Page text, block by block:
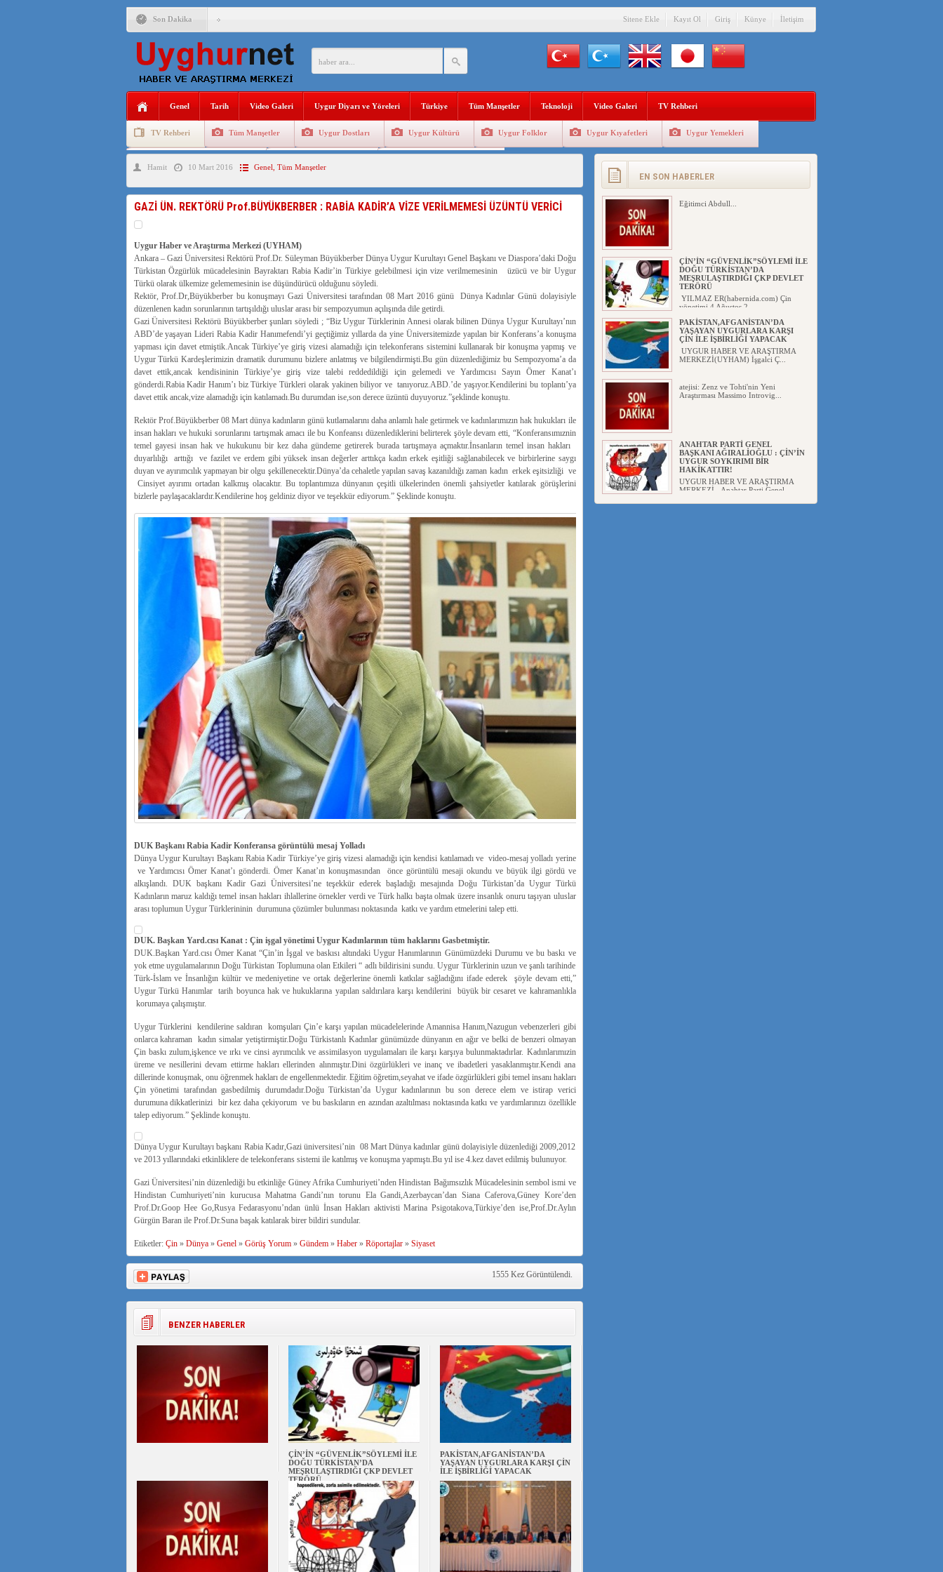
Son Dakika
ÇİN’İN “GÜVENLİK”SÖYLEMİ İLE DOĞU TÜRKİSTAN’DA MEŞRULAŞTIRDIĞI ÇKP DEVLET TERÖRÜ
PAKİSTAN,AFGANİSTAN’DA YAŞAYAN UYGURLARA KARŞI ÇİN İLE İŞBİRLİĞİ YAPACAK
ANAHTAR PARTİ GENEL BAŞKANI AĞIRALİOĞLU : ÇİN’İN UYGUR SOYKIRIMI BİR HAKİKATTIR!
DİYANET AKADEMİSİ BAŞKANI DOÇ.DR.KAAN : DOĞU TÜRKİSTAN BİZİM KIRMIZI ÇİZGİMİZDİR!”
150 YILDIR KAYNAYAN YARAMIZ : ÇİN İŞGALİNDEKİ DOĞU TÜRKİSTAN
MHP’DEN URUMÇİ KATLİAMI MESAJİ : 05.07.2009 URUMÇİ ŞEHİTLERİNİ RAHMETLE ANIYORUZ
Sitene Ekle Kayıt Ol Giriş Künye İletişim
Genel Tarih Video Galeri Uygur Diyarı ve Yöreleri Türkiye Tüm Manşetler Teknoloji Video Galeri TV Rehberi
TV Rehberi Tüm Manşetler Uygur Dostları Uygur Kültürü Uygur Folklor Uygur Kıyafetleri Uygur Yemekleri
Uygurlarda Düğün ve Cenaze
Hamit 10 Mart 2016 Genel Tüm Manşetler
GAZİ ÜN. REKTÖRÜ Prof.BÜYÜKBERBER : RABİA KADİR’A VİZE VERİLMEMESİ ÜZÜNTÜ VERİCİ
Uygur Haber ve Araştırma Merkezi (UYHAM)
Ankara – Gazi Üniversitesi Rektörü Prof.Dr. Süleyman Büyükberber Dünya Uygur Kurultayı Genel Başkanı ve Diaspora’daki Doğu
Türkistan Özgürlük mücadelesinin Bayraktarı Rabia Kadir’in Türkiye gelebilmesi için vize verilmemesinin üzücü ve bir Uygur
Türkü olarak ülkemize gelememesinin ise düşündürücü olduğunu söyledi.
Rektör, Prof.Dr,Büyükberber bu konuşmayı Gazi Üniversitesi tarafından 08 Mart 2016 günü Dünya Kadınlar Günü dolayisiyle
düzenlenen kadın sorunlarının tartışıldığı uluslar arası bir sempozyumun açılışında dile getirdi.
Gazi Üniversitesi Rektörü Büyükberber şunları söyledi ; “Biz Uygur Türklerinin Annesi olarak bilinen Dünya Uygur Kurultayı’nın
ABD’de yaşayan Lideri Rabia Kadir Hanımefendi’yi geçtiğimiz yıllarda da yine Üniversitemizde yapılan bir Konferans’a konuşma
yapması için davet etmiştik.Ancak Türkiye’ye giriş vizesi alamadığı için telekonferans sistemini kullanarak bir konuşma yapmış ve
Uygur Türkü Kardeşlerimizin dramatik durumunu bizlere anlatmış ve bilgilendirmişti.Bu gün düzenlediğimiz bu Sempozyoma’a da
davet ettik,ancak kendisininin Türkiye’ye giriş vize talebi reddedildiği için gelemedi ve Yardımcısı Sayın Ömer Kanat’ı
gönderdi.Rabia Kadir Hanım’ı biz Türkiye Türkleri olarak yakinen biliyor ve tanıyoruz.ABD.’de yaşıyor.Kendilerini bu toplantı’ya
davet ettik ancak,vize alamadığı için katılamadı.Bu durumdan ise,son derece üzüntü duyuyoruz.”şeklinde konuştu.
Rektör Prof.Büyükberber 08 Mart dünya kadınların günü kutlamalarını daha anlamlı hale getirmek ve kadınlarımızın hak hukukları ile
insan hakları ve hukuki sorunlarını tartışmak amacı ile bu Konfeansı düzenlediklerini belirterek şöyle devam etti, “Konferansımıznin
temel gayesi insan hak ve hukukunu bir kez daha gündeme getirerek burada tartışmaya açmaktır.İnsanların temel insan hakları
duyarlılığı arttığı ve fazilet ve erdem gibi yüksek insan değerler arttıkça kadın erkek eşitliği sağlanabilecek ve birbirlerine saygı
duyan ve ayırımcılık yapmayan bir olgu şekillenecektir.Dünya’da cehaletle yapılan savaş kazanıldığı zaman kadın erkek eşitsizliği ve
Cinsiyet ayırımı ortadan kalkmış olacaktır. Bu toplantımıza dünyanın çeşitli ülkelerinden önemli şahsiyetler katılarak görüşlerini
bizlerle paylaşacaklardır.Kendilerine hoş geldiniz diyor ve teşekkür ediyorum.” Şeklinde konuştu.
DUK Başkanı Rabia Kadir Konferansa görüntülü mesaj Yolladı
Dünya Uygur Kurultayı Başkanı Rabia Kadir Türkiye’ye giriş vizesi alamadığı için kendisi katılamadı ve video-mesaj yolladı yerine
ve Yardımcısı Ömer Kanat’ı gönderdi. Ömer Kanat’ın konuşmasından önce görüntülü mesaji okundu ve büyük ilgi gördü ve
alkışlandı. DUK başkanı Kadir Gazi Üniversitesi’ne teşekkür ederek başladığı mesajında Doğu Türkistan’da Uygur Türkü
Kadınların maruz kaldığı temel insan hakları ihlallerine örnekler verdi ve Türk halkı başta olmak üzere insanlık onuru taşıyan uluslar
arası toplumun Uygur Türklerininin durumuna çözümler bulunması noktasında katkı ve yardım etmelerini talep etti.
DUK. Başkan Yard.cısı Kanat : Çin işgal yönetimi Uygur Kadınlarının tüm haklarını Gasbetmiştir.
DUK.Başkan Yard.cısı Ömer Kanat “Çin’in İşgal ve baskısı altındaki Uygur Hanımlarının Günümüzdeki Durumu ve bu baskı ve
yok etme uygulamalarının Doğu Türkistan Toplumuna olan Etkileri “ adlı bildirisini sundu. Uygur Türklerinin uzun ve şanlı tarihinde
Türk-İslam ve İnsanlığın kültür ve medeniyetine ve ortak değerlerine önemli katkılar sağladığını ifade ederek şöyle devam etti,”
Uygur Türkü Hanımlar tarih boyunca hak ve hukuklarına yapılan saldırılara karşı kendilerini büyük bir cesaret ve kahramanlıkla
korumaya çalışmıştır.
Uygur Türklerini kendilerine saldıran komşuları Çin’e karşı yapılan mücadelelerinde Amannisa Hanım,Nazugun vebenzerleri gibi
onlarca kahraman kadın simalar yetiştirmiştir.Doğu Türkistanlı Kadınlar günümüzde dünyanın en ağır ve belki de benzeri olmayan
Çin baskı zulum,işkence ve ırkı ve cinsi ayrımcılık ve assimilasyon uygulamaları ile karşı karşıya bulunmaktadırlar. Kadınlarımızin
üreme ve nesillerini devam ettirme hakları ellerinden alınmıştır.Dini özgürlükleri ve inanç ve ibadetleri yasaklanmıştır.Kendi ana
dillerinde konuşmak, onu öğrenmek hakları de engellenmektedir. Eğitim öğretim,seyahat ve ifade özgürlükleri gibi temel insanı hakları
Çin yönetimi tarafından gasbedilmiş durumdadır.Doğu Türkistan’da Uygur kadınlarının bu son derece elem ve istirap verici
durumuna dikkatlerinizi bir kez daha çekiyorum ve bu baskıların en azından azaltılması noktasında katkı ve yardımlarınızı özellikle
talep ediyorum.” Şeklinde konuştu.
Dünya Uygur Kurultayı başkanı Rabia Kadır,Gazi üniversitesi’nin 08 Mart Dünya kadınlar günü dolayisiyle düzenlediği 2009,2012
ve 2013 yıllarındaki etkinliklere de telekonferans sistemi ile katılmış ve konuşma yapmıştı.Bu yıl ise 4.kez davet edilmiş bulunuyor.
Gazi Üniversitesi’nin düzenlediği bu etkinliğe Güney Afrika Cumhuriyeti’nden Hindistan Bağımsızlık Mücadelesinin sembol ismi ve
Hindistan Cumhuriyeti’nin kurucusa Mahatma Gandi’nın torunu Ela Gandi,Azerbaycan’dan Siana Caferova,Güney Kore’den
Prof.Dr.Goop Hee Go,Rusya Fedarasyonu’ndan ünlü İnsan Hakları aktivisti Marina Psigotakova,Türkiye’den ise,Prof.Dr.Aylın
Gürgün Baran ile Prof.Dr.Suna başak katılarak birer bildiri sundular.
Etiketler: Çin» Dünya» Genel» Görüş Yorum» Gündem» Haber» Röportajlar» Siyaset
1555 Kez Görüntülendi.
BENZER HABERLER
ÇİN’İN “GÜVENLİK”SÖYLEMİ İLE
DOĞU TÜRKİSTAN’DA
MEŞRULAŞTIRDIĞI ÇKP DEVLET
TERÖRÜ
PAKİSTAN,AFGANİSTAN’DA
YAŞAYAN UYGURLARA KARŞI ÇİN
İLE İŞBİRLİĞİ YAPACAK
EN SON HABERLER
Eğitimci Abdull...
ÇİN’İN “GÜVENLİK”SÖYLEMİ İLE
DOĞU TÜRKİSTAN’DA
MEŞRULAŞTIRDIĞI ÇKP DEVLET
TERÖRÜ
YILMAZ ER(habernida.com) Çin
yönetimi 4 Ağustos 2...
PAKİSTAN,AFGANİSTAN’DA
YAŞAYAN UYGURLARA KARŞI
ÇİN İLE İŞBİRLİĞİ YAPACAK
UYGUR HABER VE ARAŞTIRMA
MERKEZİ(UYHAM) İşgalci Ç...
atejisi: Zenz ve Tohti'nin Yeni
Araştırması Massimo Introvig...
ANAHTAR PARTİ GENEL
BAŞKANI AĞIRALİOĞLU : ÇİN’İN
UYGUR SOYKIRIMI BİR
HAKİKATTIR!
UYGUR HABER VE ARAŞTIRMA
MERKEZİ Anahtar Parti Genel
ÇİN’İN DOĞU TÜRKİSTAN’DAKİ